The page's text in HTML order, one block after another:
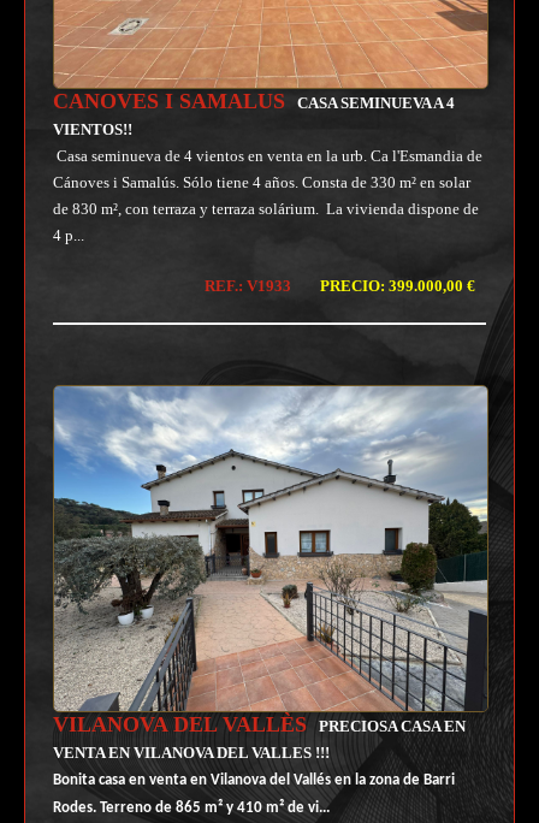
CANOVES I SAMALUS
CASA SEMINUEVA A 4
VIENTOS!!
Casa seminueva de 4 vientos en venta en la urb. Ca l'Esmandia de
Cánoves i Samalús. Sólo tiene 4 años. Consta de 330 m² en solar
de 830 m², con terraza y terraza solárium. La vivienda dispone de
4 p...
REF.: V1933 PRECIO: 399.000,00 €
VILANOVA DEL VALLÈS PRECIOSA CASA EN
VENTA EN VILANOVA DEL VALLES !!!
Bonita casa en venta en Vilanova del Vallés en la zona de Barri
Rodes. Terreno de 865 m² y 410 m² de vi...